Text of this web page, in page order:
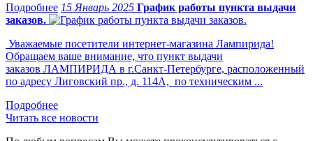
15 Январь 2025 График работы пункта выдачи
заказов.
Уважаемые посетители интернет-магазина Лампирида!
Обращаем ваше внимание, что пункт выдачи
заказов ЛАМПИРИДА в г.Санкт-Петербурге, расположенный
по адресу Лиговский пр., д. 114А, по техническим ...
Читать все новости